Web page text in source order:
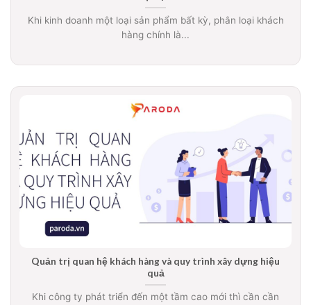
Khi kinh doanh một loại sản phẩm bất kỳ, phân loại khách
hàng chính là...
Quản trị quan hệ khách hàng và quy trình xây dựng hiệu
quả
Khi công ty phát triển đến một tầm cao mới thì cần cần